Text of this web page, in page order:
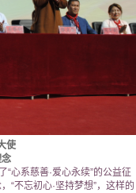
使
心系慈善·爱心永续”的公益征
“不忘初心·坚持梦想”，这样的